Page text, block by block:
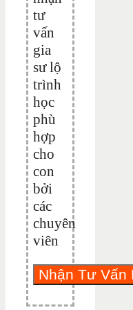
tư
vấn
gia
sư lộ
trình
học
phù
hợp
cho
con
bởi
các
chuyên
viên